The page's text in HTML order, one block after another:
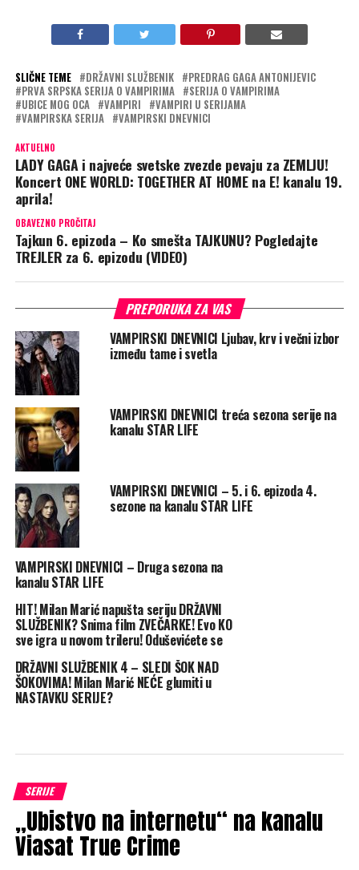
SLIČNE TEME DRŽAVNI SLUŽBENIK
PREDRAG GAGA ANTONIJEVIC
PRVA SRPSKA SERIJA O VAMPIRIMA
SERIJA O VAMPIRIMA
UBICE MOG OCA
VAMPIRI
VAMPIRI U SERIJAMA
VAMPIRSKA SERIJA
VAMPIRSKI DNEVNICI
AKTUELNO
LADY GAGA i najveće svetske zvezde pevaju za ZEMLJU!
Koncert ONE WORLD: TOGETHER AT HOME na E! kanalu 19.
aprila!
OBAVEZNO PROČITAJ
Tajkun 6. epizoda – Ko smešta TAJKUNU? Pogledajte
TREJLER za 6. epizodu (VIDEO)
PREPORUKA ZA VAS
VAMPIRSKI DNEVNICI Ljubav, krv i večni izbor
između tame i svetla
VAMPIRSKI DNEVNICI treća sezona serije na
kanalu STAR LIFE
VAMPIRSKI DNEVNICI – 5. i 6. epizoda 4.
sezone na kanalu STAR LIFE
VAMPIRSKI DNEVNICI – Druga sezona na
kanalu STAR LIFE
HIT! Milan Marić napušta seriju DRŽAVNI
SLUŽBENIK? Snima film ZVEČARKE! Evo KO
sve igra u novom trileru! Oduševićete se
DRŽAVNI SLUŽBENIK 4 – SLEDI ŠOK NAD
ŠOKOVIMA! Milan Marić NEĆE glumiti u
NASTAVKU SERIJE?
SERIJE
„Ubistvo na internetu“ na kanalu
Viasat True Crime